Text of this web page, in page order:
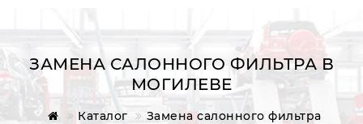
Главная
ЗАМЕНА САЛОННОГО ФИЛЬТРА В
МОГИЛЕВЕ
Каталог Замена салонного фильтра